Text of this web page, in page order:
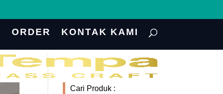
ORDER KONTAK KAMI
Cari Produk :